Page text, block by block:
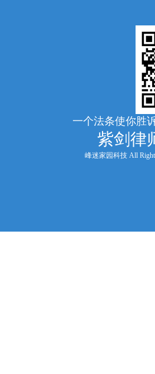
一个法条使你胜
紫剑律
峰迷家园科技 All